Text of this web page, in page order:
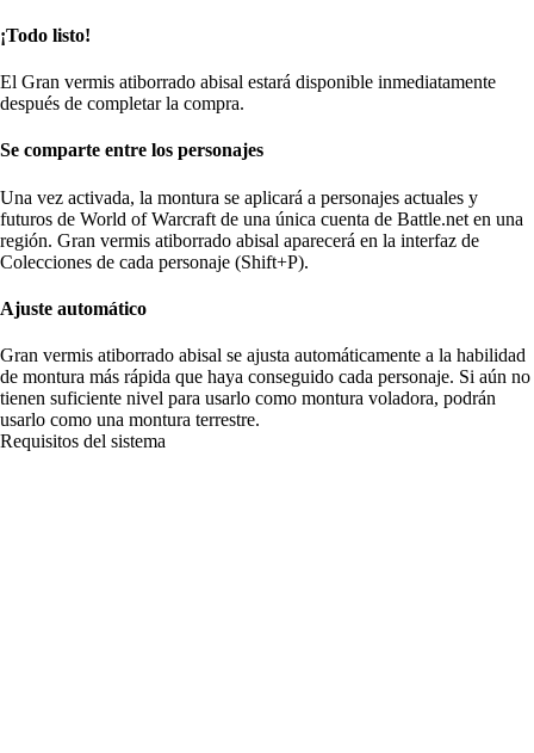
¡Todo listo!
El Gran vermis atiborrado abisal estará disponible inmediatamente
después de completar la compra.
Se comparte entre los personajes
Una vez activada, la montura se aplicará a personajes actuales y
futuros de World of Warcraft de una única cuenta de Battle.net en una
región. Gran vermis atiborrado abisal aparecerá en la interfaz de
Colecciones de cada personaje (Shift+P).
Ajuste automático
Gran vermis atiborrado abisal se ajusta automáticamente a la habilidad
de montura más rápida que haya conseguido cada personaje. Si aún no
tienen suficiente nivel para usarlo como montura voladora, podrán
usarlo como una montura terrestre.
Requisitos del sistema